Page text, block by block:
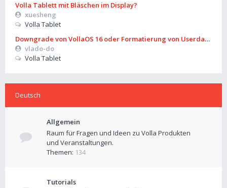
Volla Tablett mit Bläschen im Display?
xuesheng
Volla Tablet
Downgrade von VollaOS 16 oder Formatierung von Userdata
vlado-do
Volla Tablet
Deutsch
Allgemein
Raum für Fragen und Ideen zu Volla Produkten
und Veranstaltungen.
Themen: 134
Tutorials